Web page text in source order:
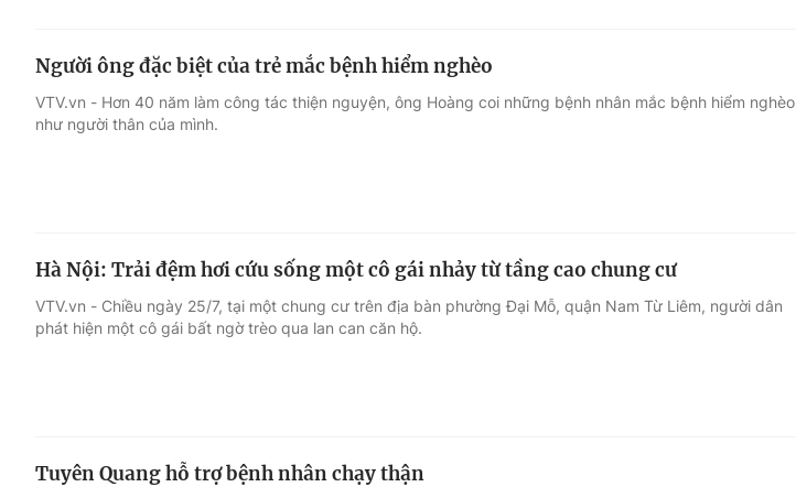
Người ông đặc biệt của trẻ mắc bệnh hiểm nghèo
VTV.vn - Hơn 40 năm làm công tác thiện nguyện, ông Hoàng coi những bệnh nhân mắc bệnh hiểm nghèo
như người thân của mình.
Hà Nội: Trải đệm hơi cứu sống một cô gái nhảy từ tầng cao chung cư
VTV.vn - Chiều ngày 25/7, tại một chung cư trên địa bàn phường Đại Mỗ, quận Nam Từ Liêm, người dân
phát hiện một cô gái bất ngờ trèo qua lan can căn hộ.
Tuyên Quang hỗ trợ bệnh nhân chạy thận